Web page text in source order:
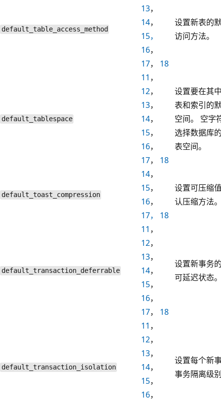
default_table_access_method
13，
14，
15，
16，
17， 18
设置新表的
访问方法。
default_tablespace
11 ，
12，
13，
14，
15，
16，
17， 18
设置要在其
表和索引的
空间。 空字
选择数据库
表空间。
default_toast_compression
14，
15，
16，
17， 18
设置可压缩
认压缩方法
default_transaction_deferrable
11 ，
12，
13，
14，
15，
16，
17， 18
设置新事务
可延迟状态
default_transaction_isolation
11 ，
12，
13，
14，
15，
16，
设置每个新
事务隔离级